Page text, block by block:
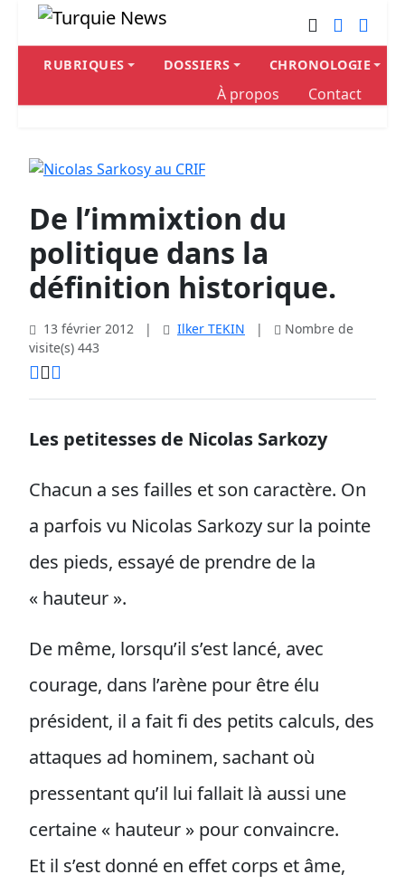
RUBRIQUES DOSSIERS CHRONOLOGIE
À propos Contact
De l’immixtion du
politique dans la
définition historique.
13 février 2012 | Ilker TEKIN |
Nombre de
visite(s) 443
Les petitesses de Nicolas Sarkozy
Chacun a ses failles et son caractère. On
a parfois vu Nicolas Sarkozy sur la pointe
des pieds, essayé de prendre de la
« hauteur ».
De même, lorsqu’il s’est lancé, avec
courage, dans l’arène pour être élu
président, il a fait fi des petits calculs, des
attaques ad hominem, sachant où
pressentant qu’il lui fallait là aussi une
certaine « hauteur » pour convaincre.
Et il s’est donné en effet corps et âme,